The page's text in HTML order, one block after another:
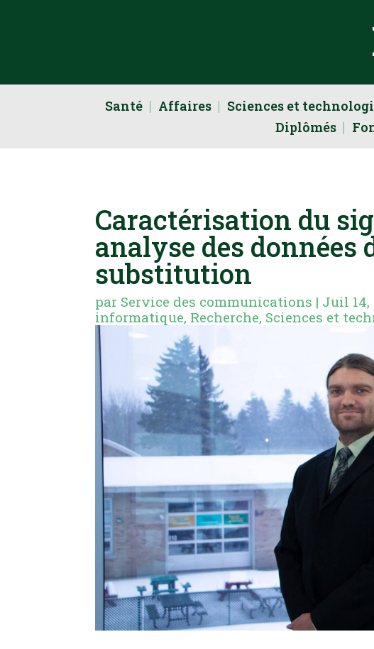
Santé Affaires Sciences et
Diplômés
Caractérisation du
analyse des données
substitution
par Service des communications | Juil 14,
informatique, Recherche, Sciences et